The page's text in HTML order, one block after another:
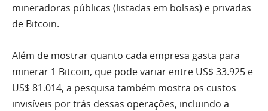
mineradoras públicas (listadas em bolsas) e privadas
de Bitcoin.
Além de mostrar quanto cada empresa gasta para
minerar 1 Bitcoin, que pode variar entre US$ 33.925 e
US$ 81.014, a pesquisa também mostra os custos
invisíveis por trás dessas operações, incluindo a